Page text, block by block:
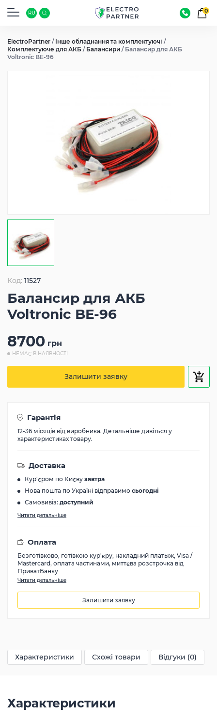
RU 0
ElectroPartner / Інше обладнання та комплектуючі /
Комплектуюче для АКБ / Балансири / Балансир для АКБ
Voltronic BE-96
Код: 11527
Балансир для АКБ
Voltronic BE-96
8700 грн
НЕМАЄ В НАЯВНОСТІ
Залишити заявку
Гарантія
12-36 місяців від виробника. Детальніше дивіться у
характеристиках товару.
Доставка
Кур'єром по Києву завтра
Нова пошта по Україні відправимо сьогодні
Самовивіз: доступний
Читати детальніше
Оплата
Безготівково, готівкою кур'єру, накладний платыж, Visa /
Mastercard, оплата частинами, миттєва розстрочка від
ПриватБанку
Читати детальніше
Залишити заявку
Характеристики Схожі товари Відгуки (0)
Характеристики